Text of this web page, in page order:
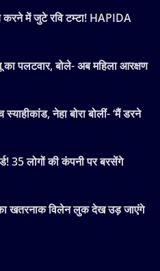
में जुटे रवि टम्टा! HAPIDA
का पलटवार, बोले- अब महिला आरक्षण
नेहा बोरा बोलीं- ‘मैं डरने
35 लोगों की कंपनी पर बरसेंगे
खतरनाक विलेन लुक देख उड़ जाएंगे